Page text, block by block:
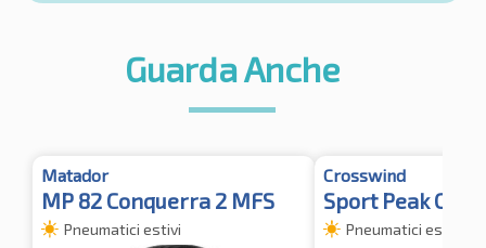
Guarda Anche
Matador
MP 82 Conquerra 2 MFS
Pneumatici estivi
Crosswind
Sport Peak C/S
Pneumatici estivi